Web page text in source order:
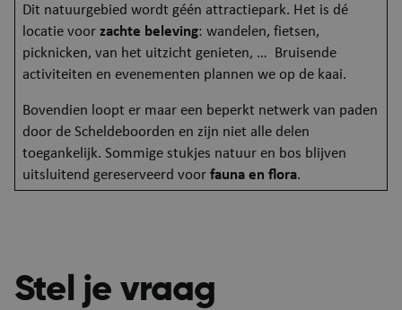
Dit natuurgebied wordt géén attractiepark. Het is dé
locatie voor zachte beleving: wandelen, fietsen,
picknicken, van het uitzicht genieten, … Bruisende
activiteiten en evenementen plannen we op de kaai.
Bovendien loopt er maar een beperkt netwerk van paden
door de Scheldeboorden en zijn niet alle delen
toegankelijk. Sommige stukjes natuur en bos blijven
uitsluitend gereserveerd voor fauna en flora.
Stel je vraag
ASP.NET_SessionId
Microsoft Corporation
webshop.puurs-sint-